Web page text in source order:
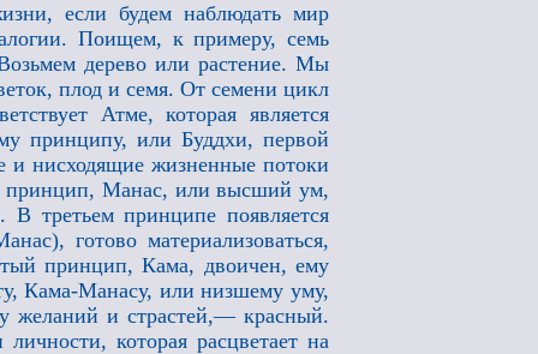
если будем наблюдать мир
Поищем, к примеру, семь
дерево или растение. Мы
плод и семя. От семени цикл
Атме, которая является
принципу, или Буддхи, первой
и нисходящие жизненные потоки
принцип, Манас, или высший ум,
В третьем принципе появляется
готово материализоваться,
принцип, Кама, двоичен, ему
Кама-Манасу, или низшему уму,
желаний и страстей,— красный.
которая расцветает на